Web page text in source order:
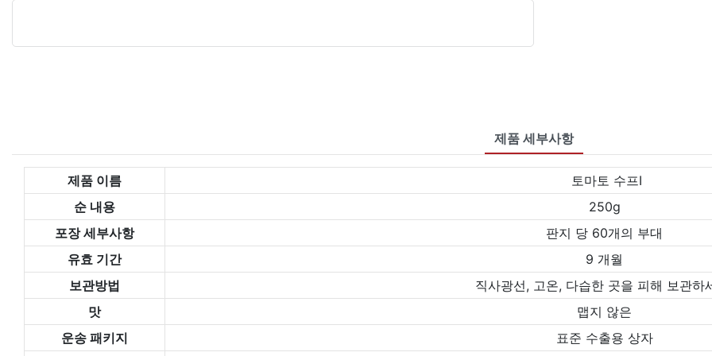
제품 세부사항
제품 이름
토마토 수프Ⅰ
순 내용
250g
포장 세부사항
판지 당 60개의 부대
유효 기간
9 개월
보관방법
직사광선, 고온, 다습한 곳을 피해 보관하
맛
맵지 않은
운송 패키지
표준 수출용 상자